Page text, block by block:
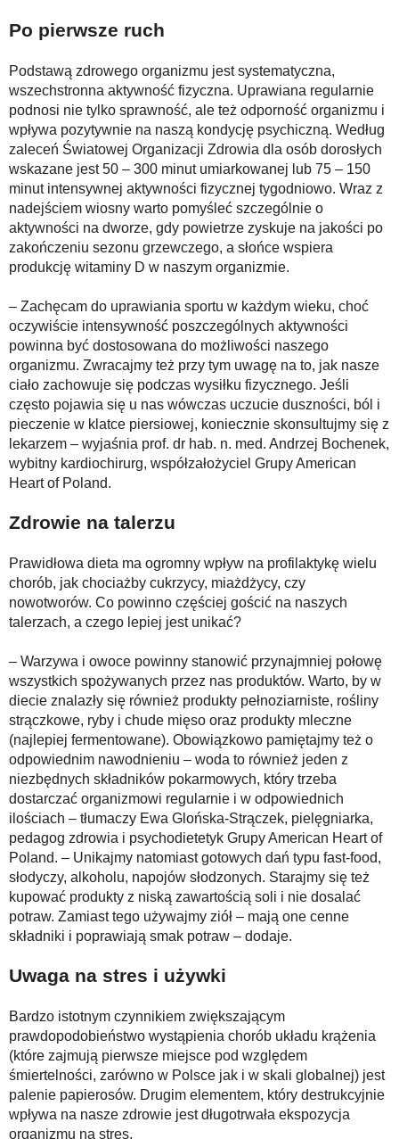
Po pierwsze ruch
Podstawą zdrowego organizmu jest systematyczna,
wszechstronna aktywność fizyczna. Uprawiana regularnie
podnosi nie tylko sprawność, ale też odporność organizmu i
wpływa pozytywnie na naszą kondycję psychiczną. Według
zaleceń Światowej Organizacji Zdrowia dla osób dorosłych
wskazane jest 50 – 300 minut umiarkowanej lub 75 – 150
minut intensywnej aktywności fizycznej tygodniowo. Wraz z
nadejściem wiosny warto pomyśleć szczególnie o
aktywności na dworze, gdy powietrze zyskuje na jakości po
zakończeniu sezonu grzewczego, a słońce wspiera
produkcję witaminy D w naszym organizmie.
– Zachęcam do uprawiania sportu w każdym wieku, choć
oczywiście intensywność poszczególnych aktywności
powinna być dostosowana do możliwości naszego
organizmu. Zwracajmy też przy tym uwagę na to, jak nasze
ciało zachowuje się podczas wysiłku fizycznego. Jeśli
często pojawia się u nas wówczas uczucie duszności, ból i
pieczenie w klatce piersiowej, koniecznie skonsultujmy się z
lekarzem – wyjaśnia prof. dr hab. n. med. Andrzej Bochenek,
wybitny kardiochirurg, współzałożyciel Grupy American
Heart of Poland.
Zdrowie na talerzu
Prawidłowa dieta ma ogromny wpływ na profilaktykę wielu
chorób, jak chociażby cukrzycy, miażdżycy, czy
nowotworów. Co powinno częściej gościć na naszych
talerzach, a czego lepiej jest unikać?
– Warzywa i owoce powinny stanowić przynajmniej połowę
wszystkich spożywanych przez nas produktów. Warto, by w
diecie znalazły się również produkty pełnoziarniste, rośliny
strączkowe, ryby i chude mięso oraz produkty mleczne
(najlepiej fermentowane). Obowiązkowo pamiętajmy też o
odpowiednim nawodnieniu – woda to również jeden z
niezbędnych składników pokarmowych, który trzeba
dostarczać organizmowi regularnie i w odpowiednich
ilościach – tłumaczy Ewa Glońska-Strączek, pielęgniarka,
pedagog zdrowia i psychodietetyk Grupy American Heart of
Poland. – Unikajmy natomiast gotowych dań typu fast-food,
słodyczy, alkoholu, napojów słodzonych. Starajmy się też
kupować produkty z niską zawartością soli i nie dosalać
potraw. Zamiast tego używajmy ziół – mają one cenne
składniki i poprawiają smak potraw – dodaje.
Uwaga na stres i używki
Bardzo istotnym czynnikiem zwiększającym
prawdopodobieństwo wystąpienia chorób układu krążenia
(które zajmują pierwsze miejsce pod względem
śmiertelności, zarówno w Polsce jak i w skali globalnej) jest
palenie papierosów. Drugim elementem, który destrukcyjnie
wpływa na nasze zdrowie jest długotrwała ekspozycja
organizmu na stres.